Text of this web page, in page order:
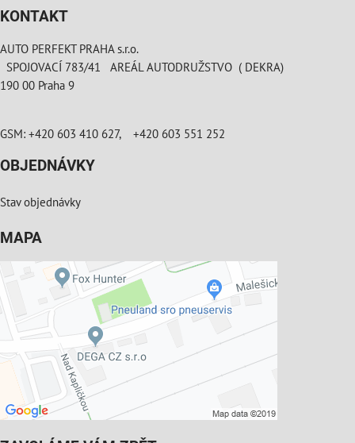
KONTAKT
AUTO PERFEKT PRAHA s.r.o.
SPOJOVACÍ 783/41 AREÁL AUTODRUŽSTVO ( DEKRA)
190 00 Praha 9
GSM: +420 603 410 627, +420 603 551 252
OBJEDNÁVKY
Stav objednávky
MAPA